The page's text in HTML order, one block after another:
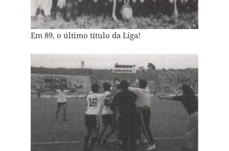
Em 89, o último título da Liga!